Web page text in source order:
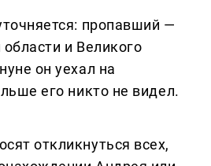
пропавший —
и Великого
он уехал на
его никто не видел.
откликнуться всех,